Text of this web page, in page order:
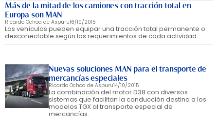
Más de la mitad de los camiones con tracción total en
Europa son MAN
Ricardo Ochoa de Aspuru16/10/2015
Los vehículos pueden equipar una tracción total permanente o
desconectable según los requerimientos de cada actividad.
Nuevas soluciones MAN para el transporte de
mercancías especiales
Ricardo Ochoa de Aspuru14/10/2015
La combinación del motor D38 con diversos
sistemas que facilitan la conducción destina a los
modelos TGX al transporte especial de
mercancías.